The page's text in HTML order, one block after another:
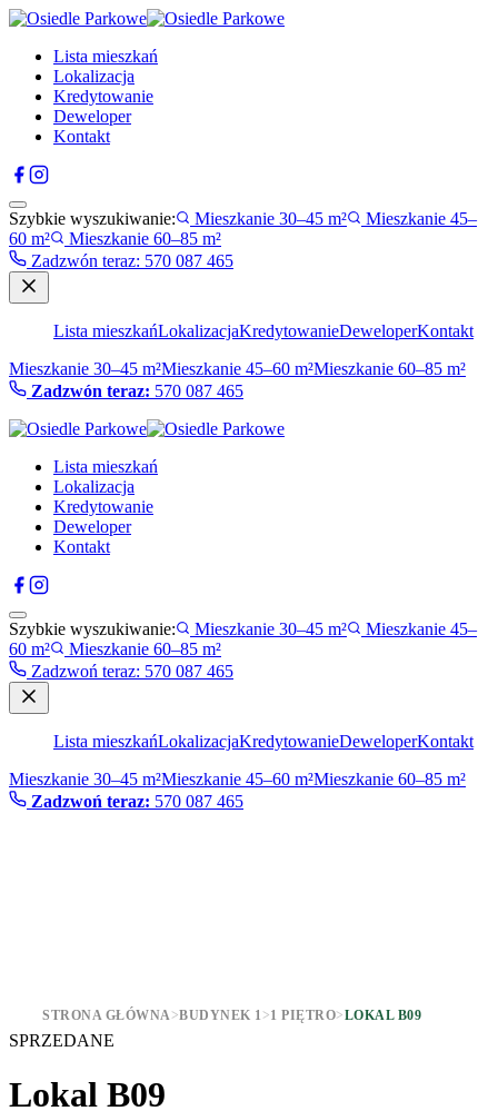
Lista mieszkań
Lokalizacja
Kredytowanie
Deweloper
Kontakt
Szybkie wyszukiwanie: Mieszkanie 30–45 m²
Mieszkanie 45–
60 m²
Mieszkanie 60–85 m²
Zadzwón teraz: 570 087 465
Lista mieszkańLokalizacjaKredytowanieDeweloperKontakt
Mieszkanie 30–45 m²Mieszkanie 45–60 m²Mieszkanie 60–85 m²
Zadzwón teraz: 570 087 465
Lista mieszkań
Lokalizacja
Kredytowanie
Deweloper
Kontakt
Szybkie wyszukiwanie: Mieszkanie 30–45 m²
Mieszkanie 45–
60 m²
Mieszkanie 60–85 m²
Zadzwoń teraz: 570 087 465
Lista mieszkańLokalizacjaKredytowanieDeweloperKontakt
Mieszkanie 30–45 m²Mieszkanie 45–60 m²Mieszkanie 60–85 m²
Zadzwoń teraz: 570 087 465
STRONA GŁÓWNA>BUDYNEK 1 >1 PIĘTRO>LOKAL B09
SPRZEDANE
Lokal B09